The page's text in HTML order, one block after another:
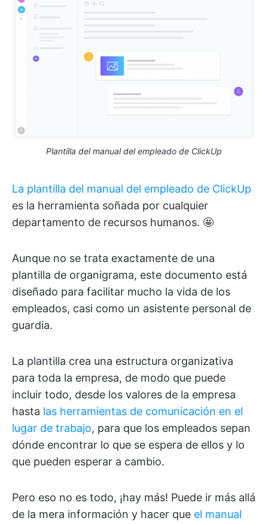
Plantilla del manual del empleado de ClickUp
La plantilla del manual del empleado de ClickUp
es la herramienta soñada por cualquier
departamento de recursos humanos. 🤩
Aunque no se trata exactamente de una
plantilla de organigrama, este documento está
diseñado para facilitar mucho la vida de los
empleados, casi como un asistente personal de
guardia.
La plantilla crea una estructura organizativa
para toda la empresa, de modo que puede
incluir todo, desde los valores de la empresa
hasta las herramientas de comunicación en el
lugar de trabajo, para que los empleados sepan
dónde encontrar lo que se espera de ellos y lo
que pueden esperar a cambio.
Pero eso no es todo, ¡hay más! Puede ir más allá
de la mera información y hacer que el manual